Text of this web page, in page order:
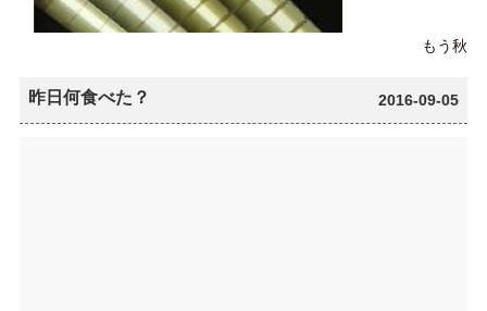
もう秋
昨日何食べた？ 2016-09-05